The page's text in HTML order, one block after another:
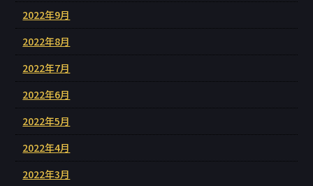
2022年9月
2022年8月
2022年7月
2022年6月
2022年5月
2022年4月
2022年3月